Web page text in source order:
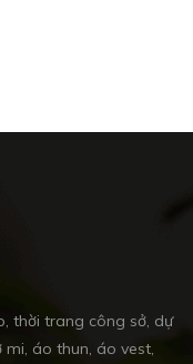
thời trang công sở, dự
áo thun, áo vest,